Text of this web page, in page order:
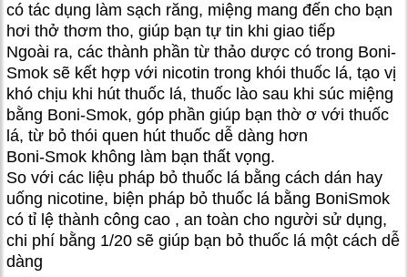
có tác dụng làm sạch răng, miệng mang đến cho bạn
hơi thở thơm tho, giúp bạn tự tin khi giao tiếp
Ngoài ra, các thành phần từ thảo dược có trong Boni-
Smok sẽ kết hợp với nicotin trong khói thuốc lá, tạo vị
khó chịu khi hút thuốc lá, thuốc lào sau khi súc miệng
bằng Boni-Smok, góp phần giúp bạn thờ ơ với thuốc
lá, từ bỏ thói quen hút thuốc dễ dàng hơn
Boni-Smok không làm bạn thất vọng.
So với các liệu pháp bỏ thuốc lá bằng cách dán hay
uống nicotine, biện pháp bỏ thuốc lá bằng BoniSmok
có tỉ lệ thành công cao , an toàn cho người sử dụng,
chi phí bằng 1/20 sẽ giúp bạn bỏ thuốc lá một cách dễ
dàng